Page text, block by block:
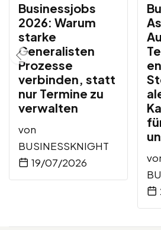
Businessjobs
2026: Warum
starke
Generalisten
Prozesse
verbinden, statt
nur Termine zu
verwalten
von
BUSINESSKNIGHT
19/07/2026